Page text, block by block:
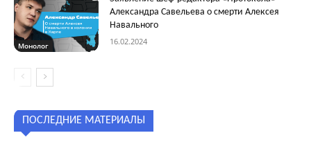
Монолог
Александра Савельева о смерти Алексея
Навального
16.02.2024
ПОСЛЕДНИЕ МАТЕРИАЛЫ